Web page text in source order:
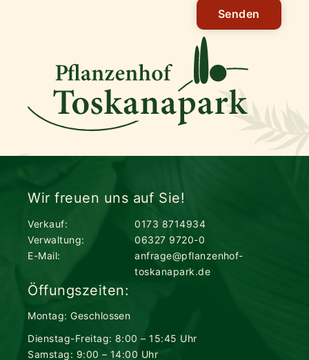
Senden
Wir freuen uns auf Sie!
Verkauf:
0173 8714934
Verwaltung:
06327 9720-0
E-Mail:
anfrage@pflanzenhof-
toskanapark.de
Öffungszeiten:
Montag: Geschlossen
Dienstag-Freitag: 8:00 – 15:45 Uhr
Samstag: 9:00 – 14:00 Uhr